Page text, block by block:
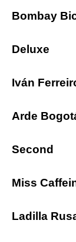
Bombay
Deluxe
Iván
Arde
Second
Miss
Ladilla